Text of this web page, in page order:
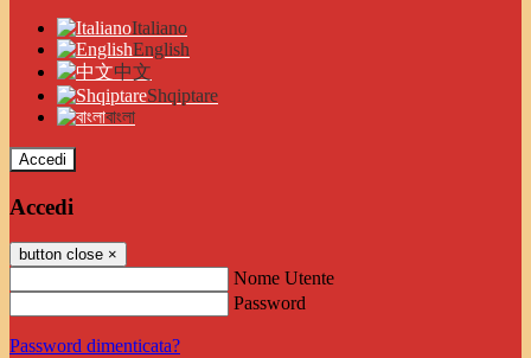
Italiano
English
中文
Shqiptare
বাংলা
Accedi
Accedi
button close ×
Nome Utente
Password
Password dimenticata?